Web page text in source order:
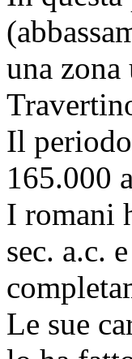
una
Il
165.000
I romani
sec. a.c.
Le sue